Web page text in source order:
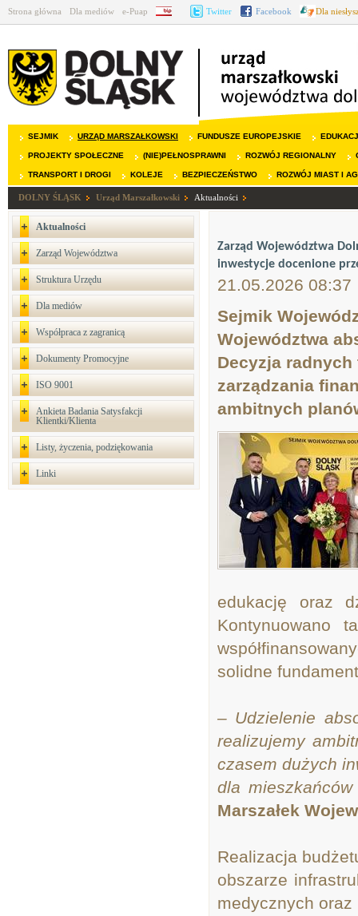
Strona główna Dla mediów e-Puap BIP Twitter Facebook Dla
SEJMIK URZĄD MARSZAŁKOWSKI FUNDUSZE EUROPEJSKIE
PROJEKTY SPOŁECZNE (NIE)PEŁNOSPRAWNI ROZWÓJ REGIONALNY
TRANSPORT I DROGI KOLEJE BEZPIECZEŃSTWO ROZWÓJ MIAST I
DOLNY ŚLĄSK Urząd Marszałkowski Aktualności
Aktualności
Zarząd Województwa
Struktura Urzędu
Dla mediów
Współpraca z zagranicą
Dokumenty Promocyjne
ISO 9001
Ankieta Badania Satysfakcji
Klientki/Klienta
Listy, życzenia, podziękowania
Linki
Zarząd Województwa
inwestycje docenione
21.05.2026 08:37
Sejmik
Województwa
Decyzja
zarządzania
ambitnych
edukację oraz
Kontynuowano
solidne
– Udzielenie
realizujemy
czasem dużych
dla
Marszałek
Realizacja
obszarze
medycznych